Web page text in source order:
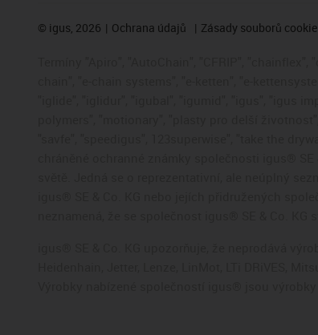
© igus, 2026 Ochrana údajů Zásady souborů cookie